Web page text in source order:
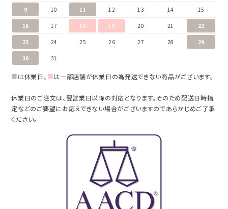
9 10 11 12 13 14 15
16 17 18 19 20 21 22
23 24 25 26 27 28 29
30 31
■は休業日、 ■は一部店舗が休業日の為発送できない商品がございます。
休業日のご注文は、翌営業日以降の対応となります。そのため配送日時指
定などのご要望にお応えできない場合がございますのであらかじめご了承
ください。